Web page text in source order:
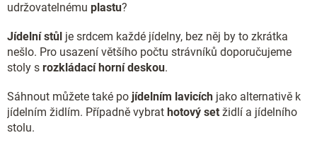
udržovatelnému plastu?
Jídelní stůl je srdcem každé jídelny, bez něj by to zkrátka
nešlo. Pro usazení většího počtu strávníků doporučujeme
stoly s rozkládací horní deskou.
Sáhnout můžete také po jídelním lavicích jako alternativě k
jídelním židlím. Případně vybrat hotový set židlí a jídelního
stolu.